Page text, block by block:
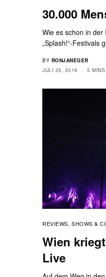
30.000
Wie es schon in der
„Splash!“-Festivals
BY RONJANEGER
JULI 25, 2019
5
REVIEWS, SHOWS &
Wien
Live